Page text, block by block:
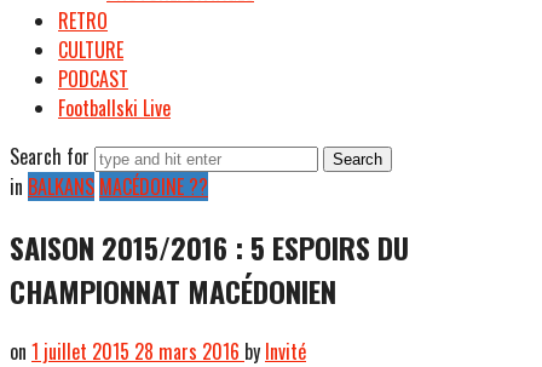
RETRO
CULTURE
PODCAST
Footballski Live
Search for
in BALKANS MACÉDOINE ??
SAISON 2015/2016 : 5 ESPOIRS DU
CHAMPIONNAT MACÉDONIEN
on 1 juillet 2015 28 mars 2016 by Invité